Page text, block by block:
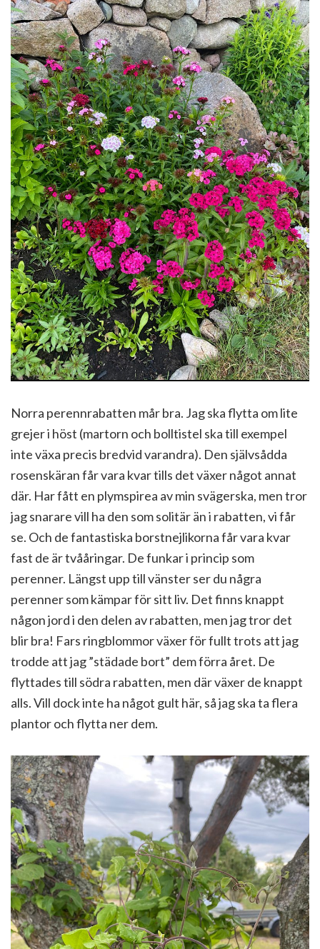
Norra perennrabatten mår bra. Jag ska flytta om lite
grejer i höst (martorn och bolltistel ska till exempel
inte växa precis bredvid varandra). Den självsådda
rosenskäran får vara kvar tills det växer något annat
där. Har fått en plymspirea av min svägerska, men tror
jag snarare vill ha den som solitär än i rabatten, vi får
se. Och de fantastiska borstnejlikorna får vara kvar
fast de är tvååringar. De funkar i princip som
perenner. Längst upp till vänster ser du några
perenner som kämpar för sitt liv. Det finns knappt
någon jord i den delen av rabatten, men jag tror det
blir bra! Fars ringblommor växer för fullt trots att jag
trodde att jag ”städade bort” dem förra året. De
flyttades till södra rabatten, men där växer de knappt
alls. Vill dock inte ha något gult här, så jag ska ta flera
plantor och flytta ner dem.